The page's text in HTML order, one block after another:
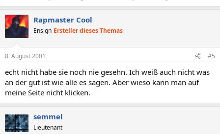
Rapmaster Cool
Ensign Ersteller dieses Themas
8. August 2001 #5
echt nicht habe sie noch nie gesehn. Ich weiß auch nicht was
an der gut ist wie alle es sagen. Aber wieso kann man auf
meine Seite nicht klicken.
semmel
Lieutenant